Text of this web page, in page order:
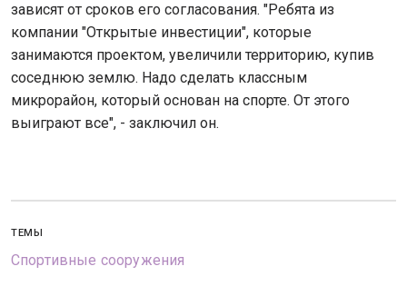
зависят от сроков его согласования. "Ребята из
компании "Открытые инвестиции", которые
занимаются проектом, увеличили территорию, купив
соседнюю землю. Надо сделать классным
микрорайон, который основан на спорте. От этого
выиграют все", - заключил он.
ТЕМЫ
Спортивные сооружения